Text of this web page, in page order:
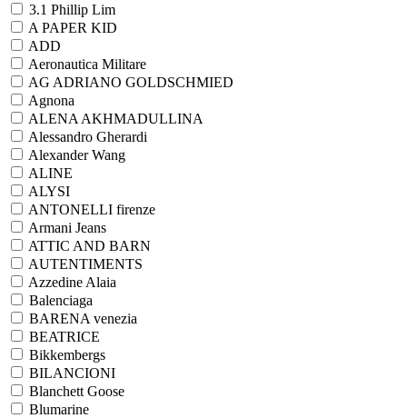
3.1 Phillip Lim
A PAPER KID
ADD
Aeronautica Militare
AG ADRIANO GOLDSCHMIED
Agnona
ALENA AKHMADULLINA
Alessandro Gherardi
Alexander Wang
ALINE
ALYSI
ANTONELLI firenze
Armani Jeans
ATTIC AND BARN
AUTENTIMENTS
Azzedine Alaia
Balenciaga
BARENA venezia
BEATRICE
Bikkembergs
BILANCIONI
Blanchett Goose
Blumarine